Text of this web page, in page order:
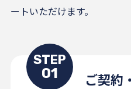
ートいただけます。
STEP
01 ご契約